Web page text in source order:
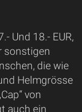
Und 18.- EUR,
sonstigen
die wie
Helmgrösse
von
auch ein